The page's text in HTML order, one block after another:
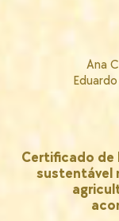
Ana
Certificado de
sustentável